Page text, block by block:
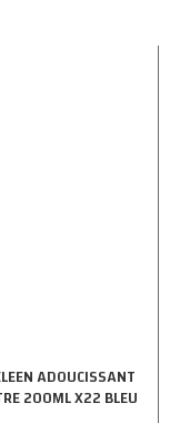
ADOUCISSANT
200ML X22 BLEU